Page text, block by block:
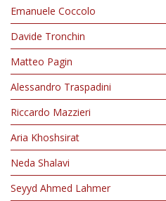
Emanuele Coccolo
Davide Tronchin
Matteo Pagin
Alessandro Traspadini
Riccardo Mazzieri
Aria Khoshsirat
Neda Shalavi
Seyyd Ahmed Lahmer